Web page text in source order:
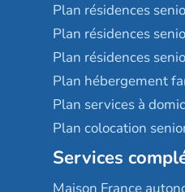
Plan résidences
Plan résidences
Plan résidences
Plan hébergement
Plan services à
Plan colocation
Services